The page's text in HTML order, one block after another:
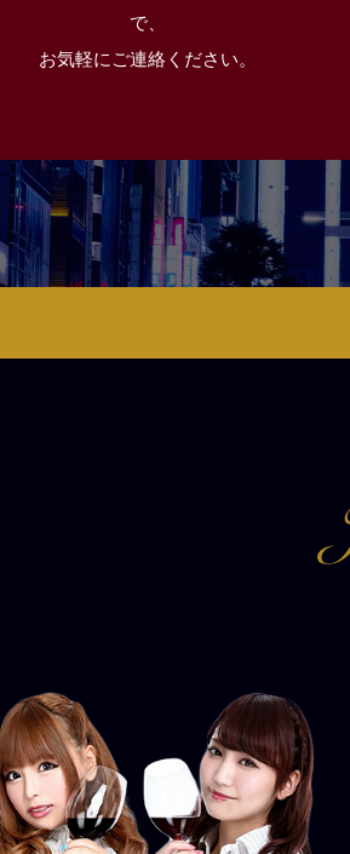
で、
お気軽にご連絡ください。